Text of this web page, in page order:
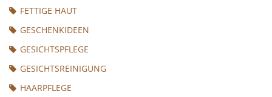
FETTIGE HAUT
GESCHENKIDEEN
GESICHTSPFLEGE
GESICHTSREINIGUNG
HAARPFLEGE